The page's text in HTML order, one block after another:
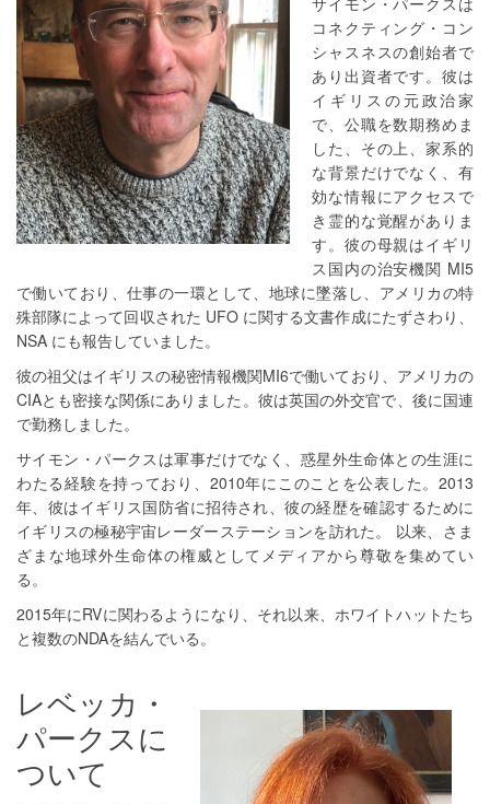
コネクティング・コン
シャスネスの創始者で
あり出資者です。彼は
イギリスの元政治家
で、公職を数期務めま
した、その上、家系的
な背景だけでなく、有
効な情報にアクセスで
き霊的な覚醒がありま
す。彼の母親はイギリ
ス国内の治安機関 MI5
で働いており、仕事の一環として、地球に墜落し、アメリカの特
殊部隊によって回収された UFO に関する文書作成にたずさわり、
NSA にも報告していました。
彼の祖父はイギリスの秘密情報機関MI6で働いており、アメリカの
CIAとも密接な関係にありました。彼は英国の外交官で、後に国連
で勤務しました。
サイモン・パークスは軍事だけでなく、惑星外生命体との生涯に
わたる経験を持っており、2010年にこのことを公表した。2013
年、彼はイギリス国防省に招待され、彼の経歴を確認するために
イギリスの極秘宇宙レーダーステーションを訪れた。 以来、さま
ざまな地球外生命体の権威としてメディアから尊敬を集めてい
る。
2015年にRVに関わるようになり、それ以来、ホワイトハットたち
と複数のNDAを結んでいる。
レベッカ・
パークスに
ついて